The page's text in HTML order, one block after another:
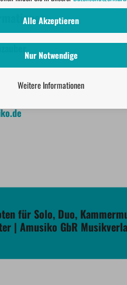
Alle Akzeptieren
Nur Notwendige
Weitere Informationen
für Solo, Duo,
| Amusiko GbR